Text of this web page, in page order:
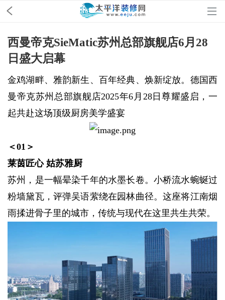
西曼帝克SieMatic苏州总部旗舰店6月28
日盛大启幕
金鸡湖畔、雅韵新生、百年经典、焕新绽放。德国西
曼帝克苏州总部旗舰店2025年6月28日尊耀盛启，一
起共赴这场顶级厨房美学盛宴
＜01＞
莱茵匠心 姑苏雅厨
苏州，是一幅晕染千年的水墨长卷。小桥流水蜿蜒过
粉墙黛瓦，评弹吴语萦绕在园林曲径。这座将江南烟
雨揉进骨子里的城市，传统与现代在这里共生共荣。